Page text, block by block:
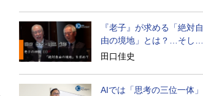
『老子』が求める「絶対自
由の境地」とは？…そして
創造長寿へ
田口佳史
AIでは「思考の三位一体」